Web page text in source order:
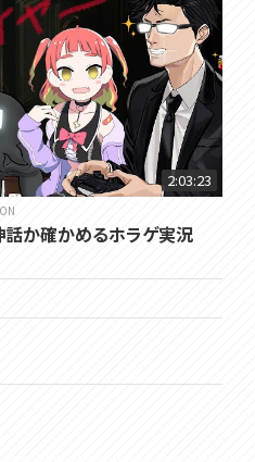
2:03:23
話か確かめるホラゲ実況